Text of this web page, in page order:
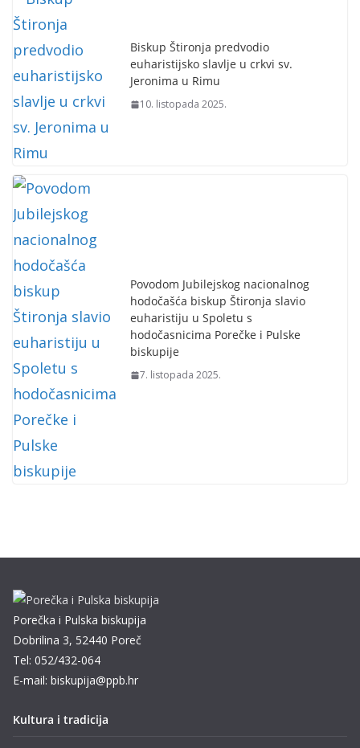
Biskup Štironja predvodio
euharistijsko slavlje u crkvi sv.
Jeronima u Rimu
10. listopada 2025.
Povodom Jubilejskog nacionalnog
hodočašća biskup Štironja slavio
euharistiju u Spoletu s
hodočasnicima Porečke i Pulske
biskupije
7. listopada 2025.
Porečka i Pulska biskupija
Dobrilina 3, 52440 Poreč
Tel: 052/432-064
E-mail: biskupija@ppb.hr
Kultura i tradicija